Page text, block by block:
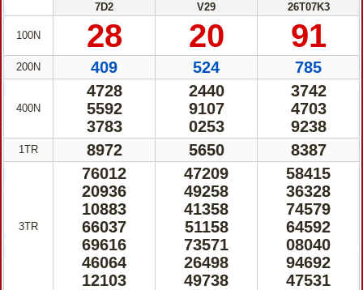
100N
200N
400N
1TR
3TR
7D2
28
409
4728
5592
3783
8972
76012
20936
10883
66037
69616
46064
12103
V29
20
524
2440
9107
0253
5650
47209
49258
41358
51158
73571
26498
49738
26T07K3
91
785
3742
4703
9238
8387
58415
36328
74579
64592
08040
94692
47531